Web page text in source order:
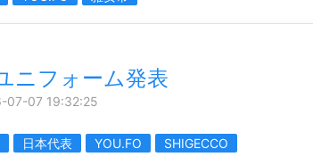
ニフォーム発表
07-07 19:32:25
日本代表 YOU.FO SHIGECCO